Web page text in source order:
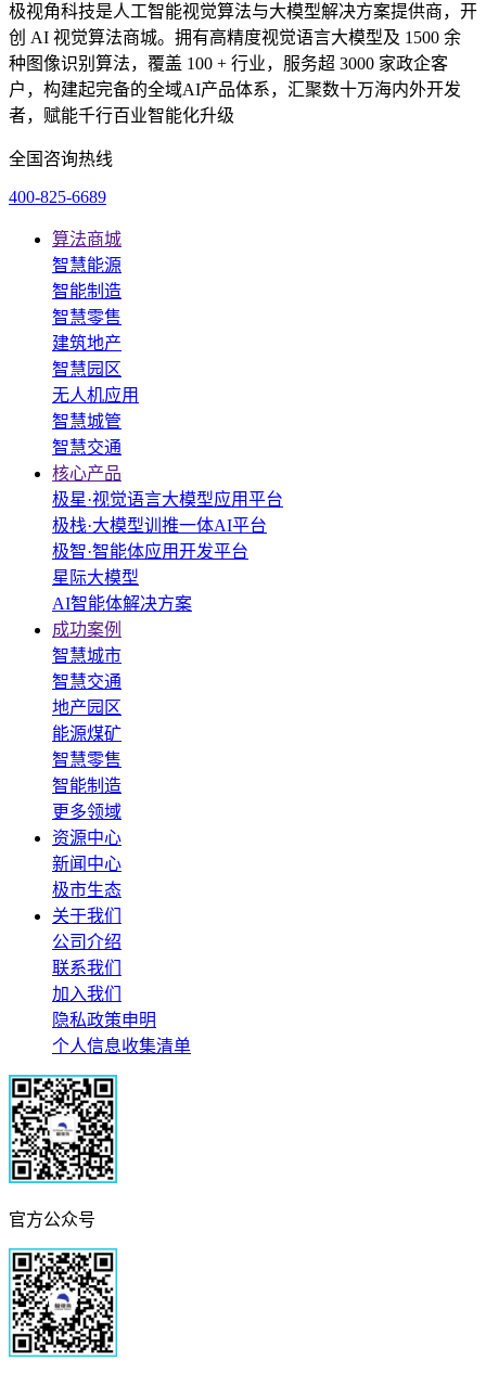
极视角科技是人工智能视觉算法与大模型解决方案提供商，开
创 AI 视觉算法商城。拥有高精度视觉语言大模型及 1500 余
种图像识别算法，覆盖 100 + 行业，服务超 3000 家政企客
户，构建起完备的全域AI产品体系，汇聚数十万海内外开发
者，赋能千行百业智能化升级
全国咨询热线
400-825-6689
算法商城
智慧能源
智能制造
智慧零售
建筑地产
智慧园区
无人机应用
智慧城管
智慧交通
核心产品
极星·视觉语言大模型应用平台
极栈·大模型训推一体AI平台
极智·智能体应用开发平台
星际大模型
AI智能体解决方案
成功案例
智慧城市
智慧交通
地产园区
能源煤矿
智慧零售
智能制造
更多领域
资源中心
新闻中心
极市生态
关于我们
公司介绍
联系我们
加入我们
隐私政策申明
个人信息收集清单
官方公众号